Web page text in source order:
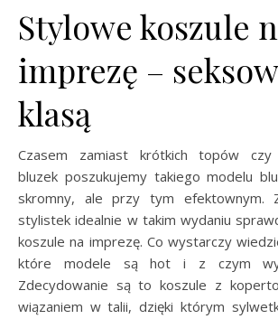
Stylowe koszule
imprezę –
klasą
Czasem zamiast krótkich topów czy
bluzek poszukujemy takiego modelu
skromny, ale przy tym efektownym.
stylistek idealnie w takim wydaniu
koszule na imprezę. Co wystarczy
które modele są hot i z czym
Zdecydowanie są to koszule z
wiązaniem w talii, dzięki którym